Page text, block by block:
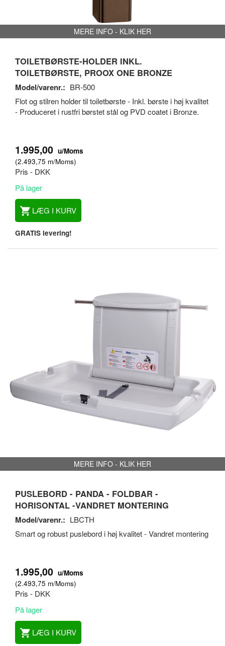
MERE INFO - KLIK HER
TOILETBØRSTE-HOLDER INKL.
TOILETBØRSTE, PROOX ONE BRONZE
Model/varenr.: BR-500
Flot og stilren holder til toiletbørste - Inkl. børste i høj kvalitet
- Produceret i rustfri børstet stål og PVD coatet i Bronze.
1.995,00 u/Moms
(2.493,75 m/Moms)
Pris - DKK
På lager
LÆG I KURV
GRATIS levering!
MERE INFO - KLIK HER
PUSLEBORD - PANDA - FOLDBAR -
HORISONTAL -VANDRET MONTERING
Model/varenr.: LBCTH
Smart og robust puslebord i høj kvalitet - Vandret montering
1.995,00 u/Moms
(2.493,75 m/Moms)
Pris - DKK
På lager
LÆG I KURV